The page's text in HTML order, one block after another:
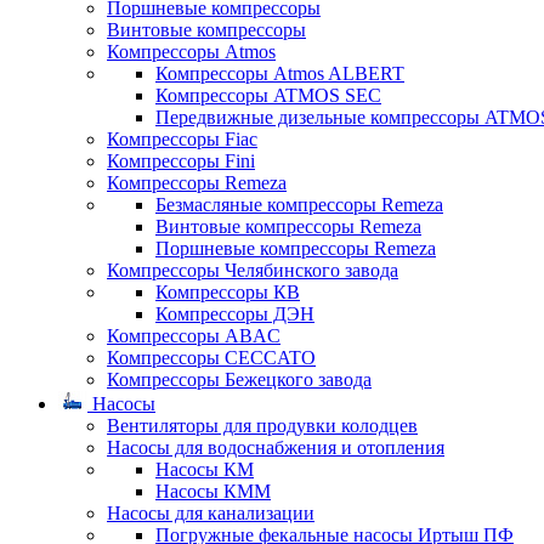
Поршневые компрессоры
Винтовые компрессоры
Компрессоры Atmos
Компрессоры Atmos ALBERT
Компрессоры ATMOS SEC
Передвижные дизельные компрессоры
Компрессоры Fiac
Компрессоры Fini
Компрессоры Remeza
Безмасляные компрессоры Remeza
Винтовые компрессоры Remeza
Поршневые компрессоры Remeza
Компрессоры Челябинского завода
Компрессоры КВ
Компрессоры ДЭН
Компрессоры ABAC
Компрессоры CECCATO
Компрессоры Бежецкого завода
Насосы
Вентиляторы для продувки колодцев
Насосы для водоснабжения и отопления
Насосы КМ
Насосы КММ
Насосы для канализации
Погружные фекальные насосы Иртыш ПФ